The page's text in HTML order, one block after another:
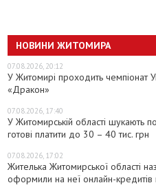
НОВИНИ ЖИТОМИРА
07.08.2026, 20:12
У Житомирі проходить чемпіонат
«Дракон»
07.08.2026, 17:40
У Житомирській області шукають
готові платити до 30 – 40 тис. грн
07.08.2026, 17:02
Жителька Житомирської області
оформили на неї онлайн-кредитів